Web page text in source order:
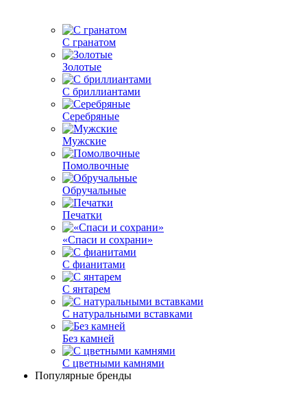
С гранатом
Золотые
С бриллиантами
Серебряные
Мужские
Помолвочные
Обручальные
Печатки
«Спаси и сохрани»
С фианитами
С янтарем
С натуральными вставками
Без камней
С цветными камнями
Популярные бренды